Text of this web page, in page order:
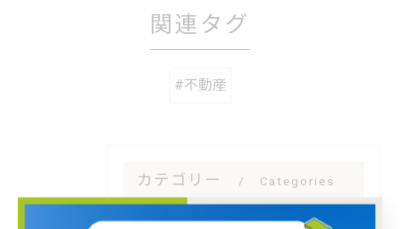
関連タグ
#不動産
カテゴリー Categories